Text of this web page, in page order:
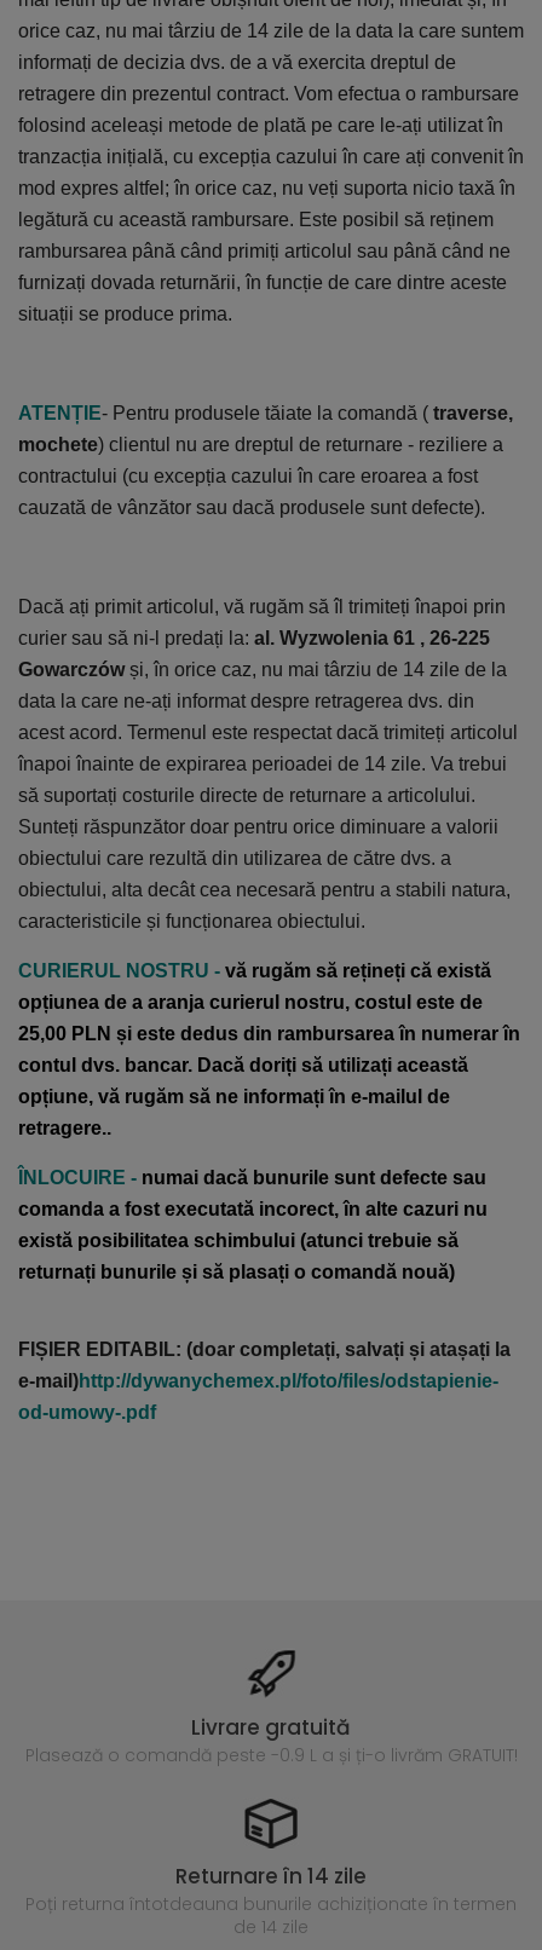
orice caz, nu mai târziu de 14 zile de la data la care suntem
informați de decizia dvs. de a vă exercita dreptul de
retragere din prezentul contract. Vom efectua o rambursare
folosind aceleași metode de plată pe care le-ați utilizat în
tranzacția inițială, cu excepția cazului în care ați convenit în
mod expres altfel; în orice caz, nu veți suporta nicio taxă în
legătură cu această rambursare. Este posibil să reținem
rambursarea până când primiți articolul sau până când ne
furnizați dovada returnării, în funcție de care dintre aceste
situații se produce prima.
ATENȚIE- Pentru produsele tăiate la comandă ( traverse,
mochete) clientul nu are dreptul de returnare - reziliere a
contractului (cu excepția cazului în care eroarea a fost
cauzată de vânzător sau dacă produsele sunt defecte).
Dacă ați primit articolul, vă rugăm să îl trimiteți înapoi prin
curier sau să ni-l predați la: al. Wyzwolenia 61 , 26-225
Gowarczówși, în orice caz, nu mai târziu de 14 zile de la
data la care ne-ați informat despre retragerea dvs. din
acest acord. Termenul este respectat dacă trimiteți articolul
înapoi înainte de expirarea perioadei de 14 zile. Va trebui
să suportați costurile directe de returnare a articolului.
Sunteți răspunzător doar pentru orice diminuare a valorii
obiectului care rezultă din utilizarea de către dvs. a
obiectului, alta decât cea necesară pentru a stabili natura,
caracteristicile și funcționarea obiectului.
CURIERUL NOSTRU - vă rugăm să rețineți că există
opțiunea de a aranja curierul nostru, costul este de
25,00 PLN și este dedus din rambursarea în numerar în
contul dvs. bancar. Dacă doriți să utilizați această
opțiune, vă rugăm să ne informați în e-mailul de
retragere..
ÎNLOCUIRE - numai dacă bunurile sunt defecte sau
comanda a fost executată incorect, în alte cazuri nu
există posibilitatea schimbului (atunci trebuie să
returnați bunurile și să plasați o comandă nouă)
FIȘIER EDITABIL: (doar completați, salvați și atașați la
e-mail)http://dywanychemex.pl/foto/files/odstapienie-
od-umowy-.pdf
Livrare gratuită
Plasează o comandă peste -0.9 L a și ți-o livrăm GRATUIT!
Returnare în 14 zile
Poți returna întotdeauna bunurile achiziționate în termen
de 14 zile